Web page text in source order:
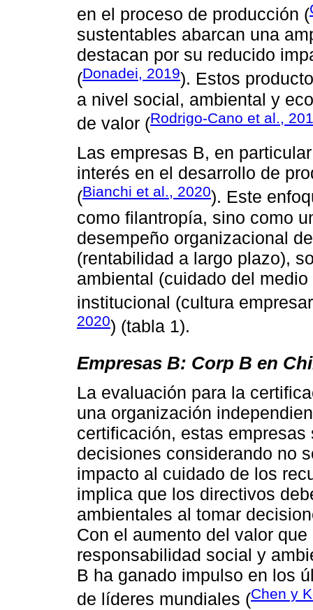
en el proceso de producción (
sustentables abarcan una
destacan por su reducido
(Donadei, 2019). Estos
a nivel social, ambiental y
de valor (Rodrigo-Cano et al.,
Las empresas B, en
interés en el desarrollo de
(Bianchi et al., 2020). Este
como filantropía, sino como
desempeño organizacional
(rentabilidad a largo plazo),
ambiental (cuidado del
institucional (cultura
2020) (tabla 1).
Empresas B: Corp B en
La evaluación para la
una organización
certificación, estas
decisiones considerando no
impacto al cuidado de los
implica que los directivos
ambientales al tomar
Con el aumento del valor
responsabilidad social y
B ha ganado impulso en los
de líderes mundiales (Chen y